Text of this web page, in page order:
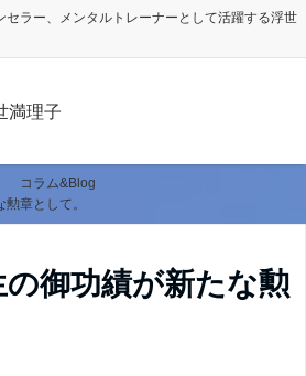
セラー、メンタルトレーナーとして活躍する浮世
コラム&Blog
章として。
御功績が新たな勲